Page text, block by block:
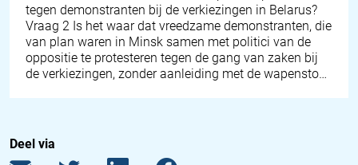
tegen demonstranten bij de verkiezingen in Belarus?
Vraag 2 Is het waar dat vreedzame demonstranten, die
van plan waren in Minsk samen met politici van de
oppositie te protesteren tegen de gang van zaken bij
de verkiezingen, zonder aanleiding met de wapensto…
Deel via